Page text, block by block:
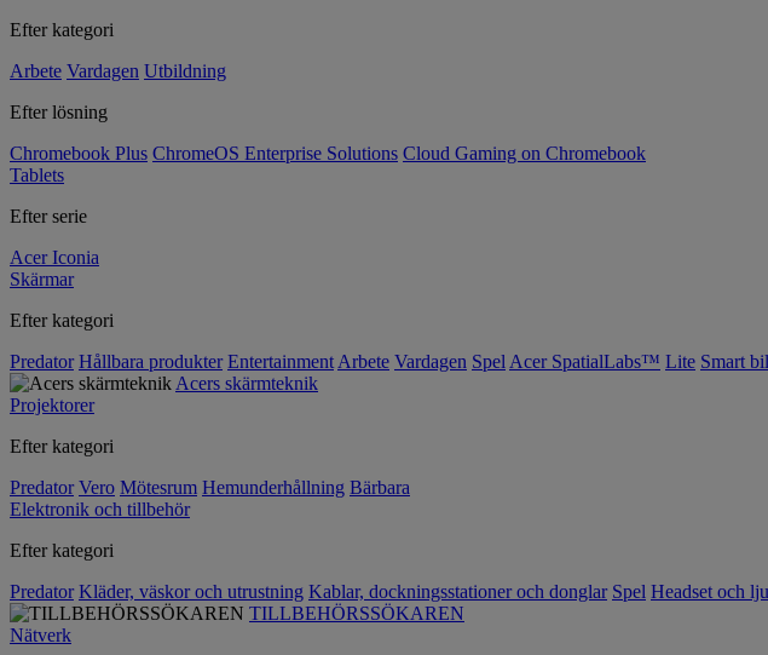
Efter kategori
Arbete Vardagen Utbildning
Efter lösning
Chromebook Plus ChromeOS Enterprise Solutions Cloud Gaming on Chromebook
Tablets
Efter serie
Acer Iconia
Skärmar
Efter kategori
Predator Hållbara produkter Entertainment Arbete Vardagen Spel Acer SpatialLabs™ Lite Smart
Acers skärmteknik
Projektorer
Efter kategori
Predator Vero Mötesrum Hemunderhållning Bärbara
Elektronik och tillbehör
Efter kategori
Predator Kläder, väskor och utrustning Kablar, dockningsstationer och donglar Spel Headset och
TILLBEHÖRSSÖKAREN
Nätverk